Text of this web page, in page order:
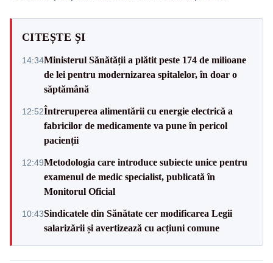
CITEȘTE ȘI
14:34Ministerul Sănătății a plătit peste 174 de milioane
de lei pentru modernizarea spitalelor, în doar o
săptămână
12:52Întreruperea alimentării cu energie electrică a
fabricilor de medicamente va pune în pericol
pacienții
12:49Metodologia care introduce subiecte unice pentru
examenul de medic specialist, publicată în
Monitorul Oficial
10:43Sindicatele din Sănătate cer modificarea Legii
salarizării și avertizează cu acțiuni comune